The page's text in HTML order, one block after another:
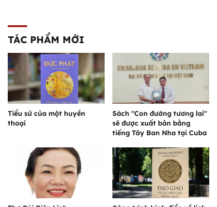
TÁC PHẨM MỚI
Tiểu sử của một huyền
thoại
Sách "Con đường tương lai"
sẽ được xuất bản bằng
tiếng Tây Ban Nha tại Cuba